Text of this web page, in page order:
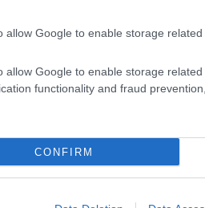
allow Google to enable storage related
allow Google to enable storage
functionality and fraud
CONFIRM
εφημερεύονταπαιδίατρο.
εφημέρευε , παρείχε
σκληρών τροφών και
και ώρα 02:37, ο
Εξετάστηκε από
την περίπτωση ως
στοματικής